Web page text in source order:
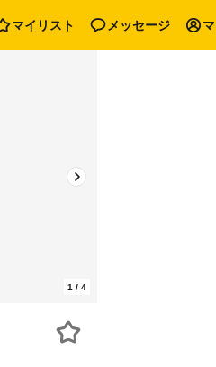
マイリスト メッセージ
1 / 4